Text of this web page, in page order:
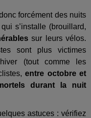
forcément des nuits
s’installe (brouillard,
sur leurs vélos.
sont plus victimes
(tout comme les
entre octobre et
durant la nuit
astuces : vérifiez